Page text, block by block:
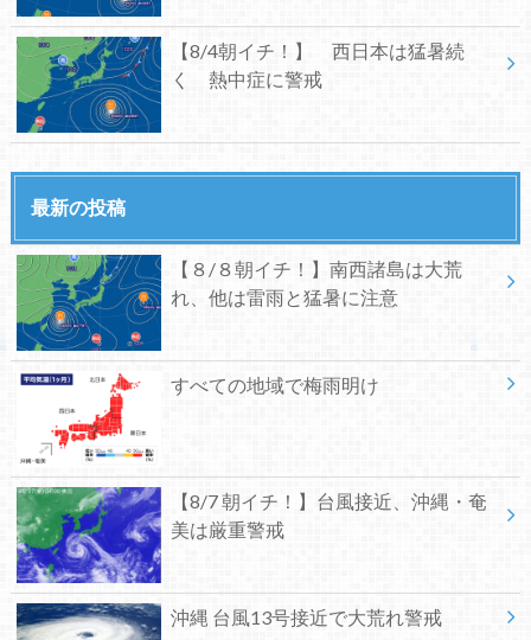
【8/4朝イチ！】 西日本は猛暑続
く 熱中症に警戒
最新の投稿
【８/８朝イチ！】南西諸島は大荒
れ、他は雷雨と猛暑に注意
すべての地域で梅雨明け
【8/7 朝イチ！】台風接近、沖縄・奄
美は厳重警戒
沖縄 台風13号接近で大荒れ警戒